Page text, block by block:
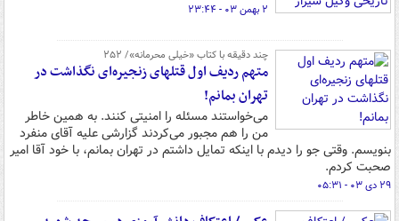
۲ بهمن ۰۳ - ۲۳:۴۴
چند دقیقه با کتاب‌ «خیلی محرمانه»/ ۲۵۲
متهم ردیف اول قتلهای زنجیره‌ای نگذاشت در
تهران بمانم!
می‌خواستند مسئله را امنیتی کنند. به همین خاطر
من را هم مجبور می‌کردند گزارشی علیه آقای منفرد
بنویسم. وقتی جو را دیدم با اینکه تمایل داشتم در تهران بمانم، با خود آقا امیر
صحبت کردم.
۲۹ دی ۰۳ - ۰۵:۳۱